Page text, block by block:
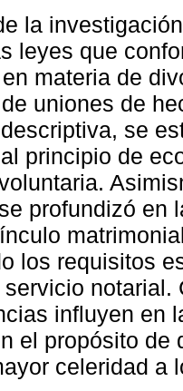
la
leyes que
materia de
uniones de
se
principio de
profundizó en
los requisitos
notarial.
influyen en
el propósito
celeridad a